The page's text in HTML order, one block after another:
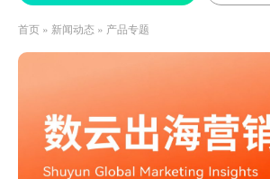
首页 » 新闻动态 » 产品专题